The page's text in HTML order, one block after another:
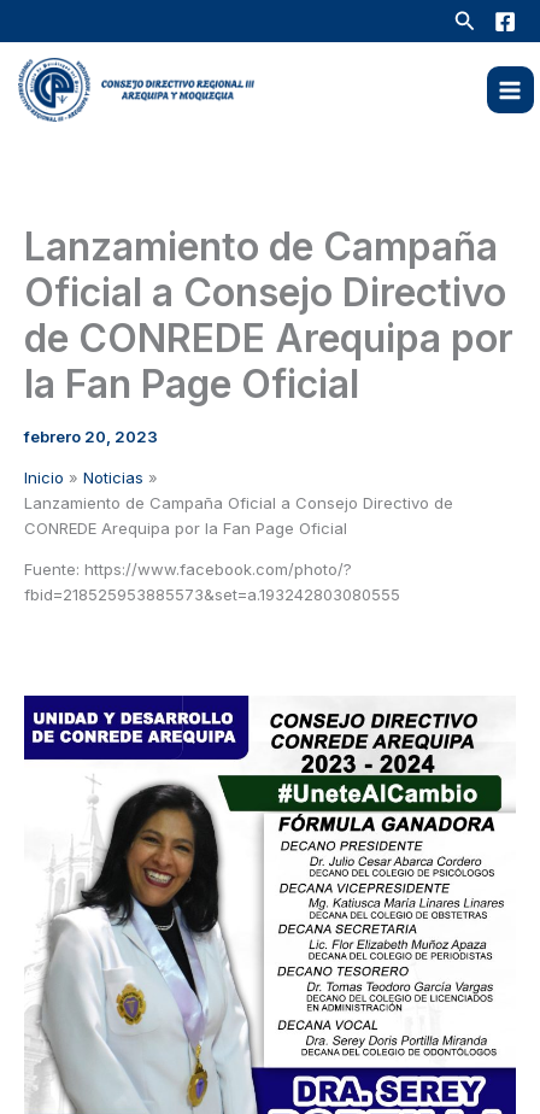
contenido
Buscar
Lanzamiento de Campaña
Oficial a Consejo Directivo
de CONREDE Arequipa por
la Fan Page Oficial
febrero 20, 2023
Inicio
Noticias
Lanzamiento de Campaña Oficial a Consejo Directivo de
CONREDE Arequipa por la Fan Page Oficial
Fuente: https://www.facebook.com/photo/?
fbid=218525953885573&set=a.193242803080555